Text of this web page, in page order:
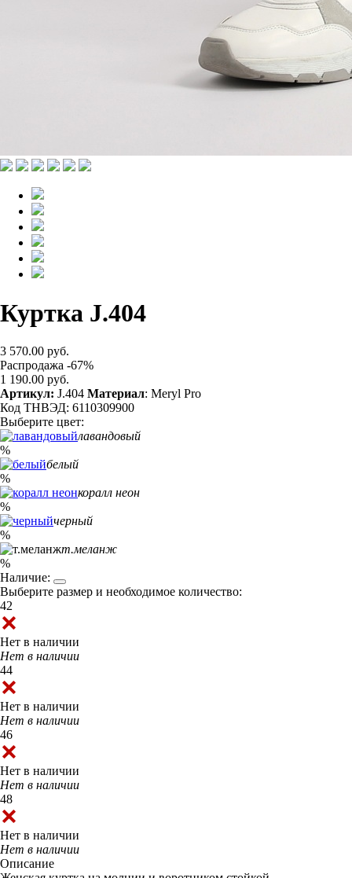
Куртка J.404
3 570.00 руб.
Распродажа -67%
1 190.00 руб.
Артикул: J.404 Материал: Meryl Pro
Код ТНВЭД: 6110309900
Выберите цвет:
лавандовый
%
белый
%
коралл неон
%
черный
%
т.меланж
%
Наличие:
Выберите размер и необходимое количество:
42
Нет в наличии
Нет в наличии
44
Нет в наличии
Нет в наличии
46
Нет в наличии
Нет в наличии
48
Нет в наличии
Нет в наличии
Описание